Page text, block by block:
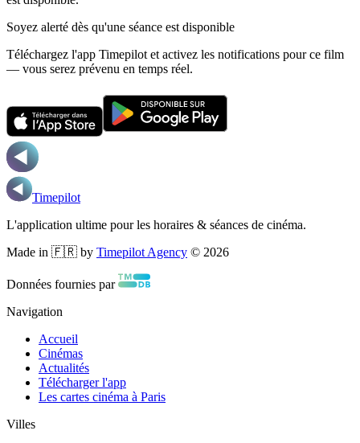
Soyez alerté dès qu'une séance est disponible
Téléchargez l'app Timepilot et activez les notifications pour ce film
— vous serez prévenu en temps réel.
Timepilot
L'application ultime pour les horaires & séances de cinéma.
Made in 🇫🇷 by Timepilot Agency © 2026
Données fournies par
Navigation
Accueil
Cinémas
Actualités
Télécharger l'app
Les cartes cinéma à Paris
Villes